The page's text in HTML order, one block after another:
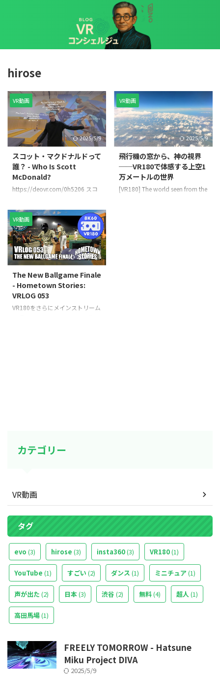
hirose
VR動画
2025/5/9
スコット・マクドナルドって
誰？ - Who Is Scott
McDonald?
https://deovr.com/0h5206 スコ
ラスベガス・サーカス・センター
でのアクロバティック・トレーニ
ング・セッションで、彼自身から
直接聞くことができる。 Find out
more about Scott McDonald
from him personally during his
acrobatic training session at Las
Vegas Circus Center. For more
information about Scott Mc ...
VR動画
2025/5/9
飛行機の窓から、神の視界
──VR180で体感する上空1
万メートルの世界
[VR180] The world seen from the
VR動画
2023/11/6
The New Ballgame Finale
- Hometown Stories:
VRLOG 053
VR180をさらにメインストリーム
カテゴリー
VR動画
タグ
evo (3) hirose (3) insta360(3) VR180(1)
YouTube (1) すごい (2) ダンス (1) ミニチュア(1)
声が出た (2) 日本(3) 渋谷 (2) 無料(4) 超人(1)
高田馬場(1)
FREELY TOMORROW - Hatsune
Miku Project DIVA
2025/5/9